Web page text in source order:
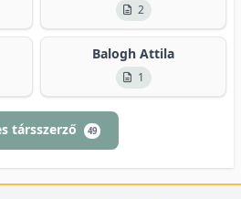
2
Balogh Attila
1
társszerző 49